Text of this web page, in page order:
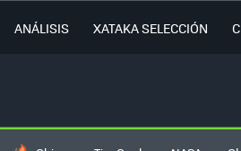
ANÁLISIS XATAKA SELECCIÓN